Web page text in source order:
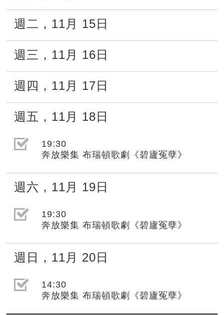
週二 ， 11月 15日
週三 ， 11月 16日
週四 ， 11月 17日
週五 ， 11月 18日
選取節目(未勾選)
19:30
奔放樂集 布瑞頓歌劇《碧廬冤孽》
週六 ， 11月 19日
選取節目(未勾選)
19:30
奔放樂集 布瑞頓歌劇《碧廬冤孽》
週日 ， 11月 20日
選取節目(未勾選)
14:30
奔放樂集 布瑞頓歌劇《碧廬冤孽》